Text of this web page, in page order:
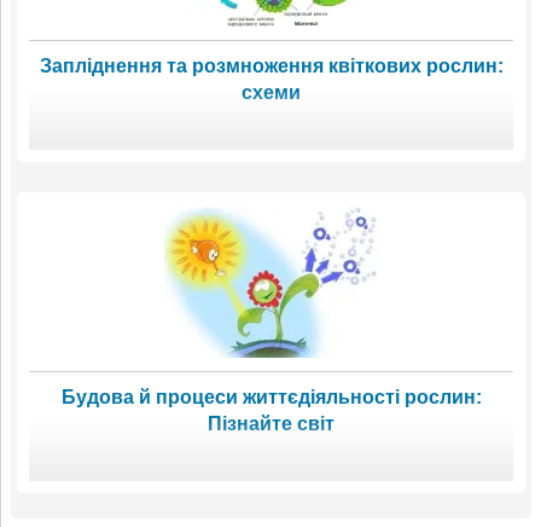
Запліднення та розмноження квіткових рослин:
схеми
Будова й процеси життєдіяльності рослин:
Пізнайте світ